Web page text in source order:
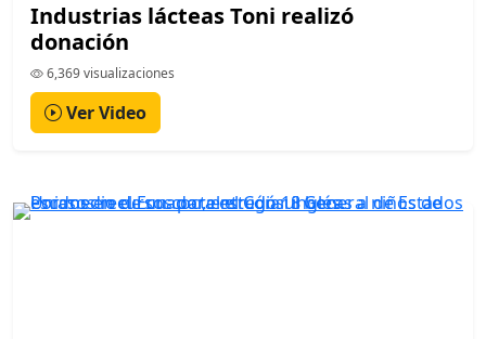
Industrias lácteas Toni realizó
donación
6,369 visualizaciones
Ver Video